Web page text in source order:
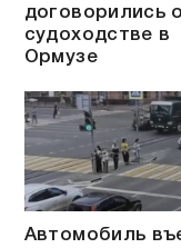
договорились о
судоходстве в
Ормузе
Автомобиль